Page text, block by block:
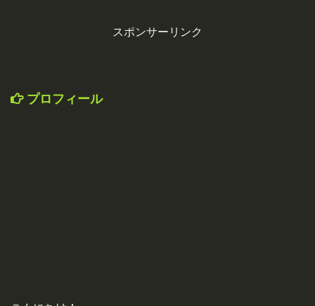
スポンサーリンク
プロフィール